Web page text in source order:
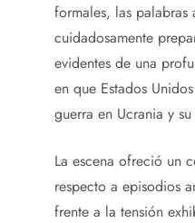
formales, las palabras
cuidadosamente
evidentes de una
en que Estados
guerra en Ucrania y
La escena ofreció un
respecto a episodios
frente a la tensión